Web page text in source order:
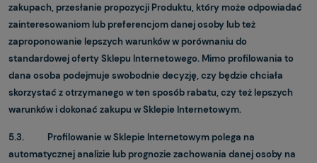
zakupach, przesłanie propozycji Produktu, który może odpowiadać
zainteresowaniom lub preferencjom danej osoby lub też
zaproponowanie lepszych warunków w porównaniu do
standardowej oferty Sklepu Internetowego. Mimo profilowania to
dana osoba podejmuje swobodnie decyzję, czy będzie chciała
skorzystać z otrzymanego w ten sposób rabatu, czy też lepszych
warunków i dokonać zakupu w Sklepie Internetowym.
5.3. Profilowanie w Sklepie Internetowym polega na
automatycznej analizie lub prognozie zachowania danej osoby na